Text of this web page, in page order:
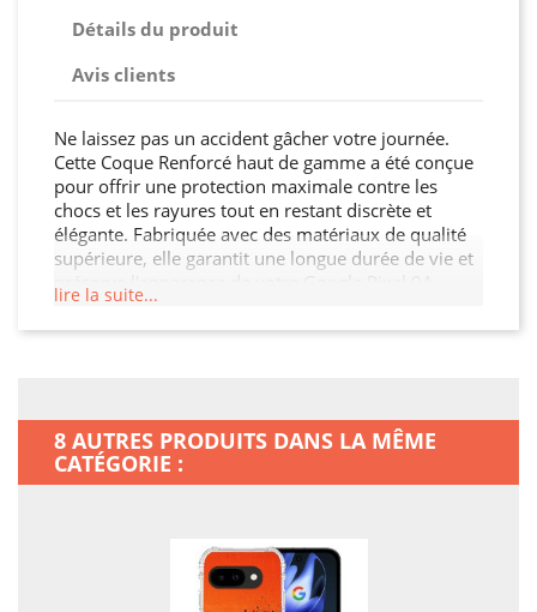
Détails du produit
Avis clients
Ne laissez pas un accident gâcher votre journée.
Cette Coque Renforcé haut de gamme a été conçue
pour offrir une protection maximale contre les
chocs et les rayures tout en restant discrète et
élégante. Fabriquée avec des matériaux de qualité
supérieure, elle garantit une longue durée de vie et
Optez pour la tranquillité d’esprit avec cette Coque
Renforcé qui protège votre appareil des aléas du
lire la suite...
8 AUTRES PRODUITS DANS LA MÊME
CATÉGORIE :